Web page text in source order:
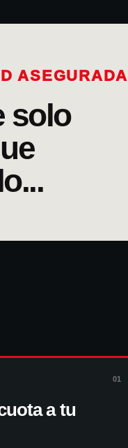
ASEGURADA
solo
01
a tu